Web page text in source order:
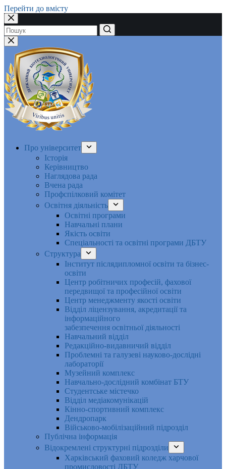
Перейти до вмісту
Немає
результатів
Про університет
Історія
Керівництво
Наглядова рада
Вчена рада
Профспілковий комітет
Освітня діяльність
Освітні програми
Навчальні плани
Якість освіти
Спеціальності та освітні програми ДБТУ
Структура
Інститут післядипломної освіти та бізнес-
освіти
Центр робітничих професій, фахової
передвищої та професійної освіти
Центр менеджменту якості освіти
Відділ ліцензування, акредитації та
інформаційного
забезпечення освітньої діяльності
Навчальний відділ
Редакційно-видавничий відділ
Проблемні та галузеві науково-дослідні
лабораторії
Музейний комплекс
Навчально-дослідний комбінат БТУ
Студентське містечко
Відділ медіакомунікацій
Кінно-спортивний комплекс
Дендропарк
Військово-мобілізаційний підрозділ
Публічна інформація
Відокремлені структурні підрозділи
Харківський фаховий коледж харчової
промисловості ДБТУ